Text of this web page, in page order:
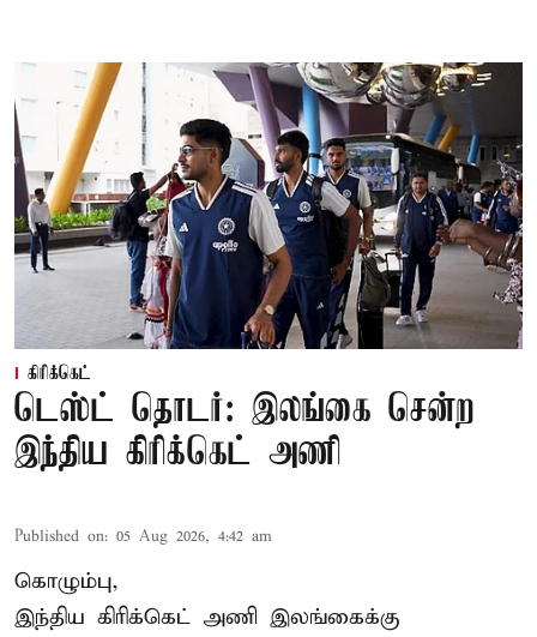
கிரிக்கெட்
டெஸ்ட் தொடர்: இலங்கை சென்ற
இந்திய கிரிக்கெட் அணி
Published on: 05 Aug 2026, 4:42 am
கொழும்பு,
இந்திய கிரிக்கெட் அணி இலங்கைக்கு